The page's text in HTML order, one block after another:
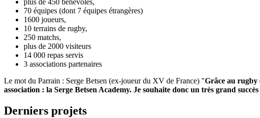
plus de 450 bénévoles,
70 équipes (dont 7 équipes étrangères)
1600 joueurs,
10 terrains de rugby,
250 matchs,
plus de 2000 visiteurs
14 000 repas servis
3 associations partenaires
Le mot du Parrain : Serge Betsen (ex-joueur du XV de France) "Grâce au rugby
association : la Serge Betsen Academy. Je souhaite donc un très grand
Derniers projets